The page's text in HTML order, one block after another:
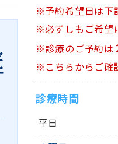
※予約希望日は下
※必ずしもご希望
※診療のご予約は
※こちらからご確
診療時間
平日